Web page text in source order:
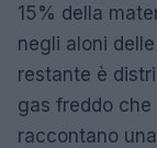
15% della
negli aloni
restante è
gas freddo
raccontano